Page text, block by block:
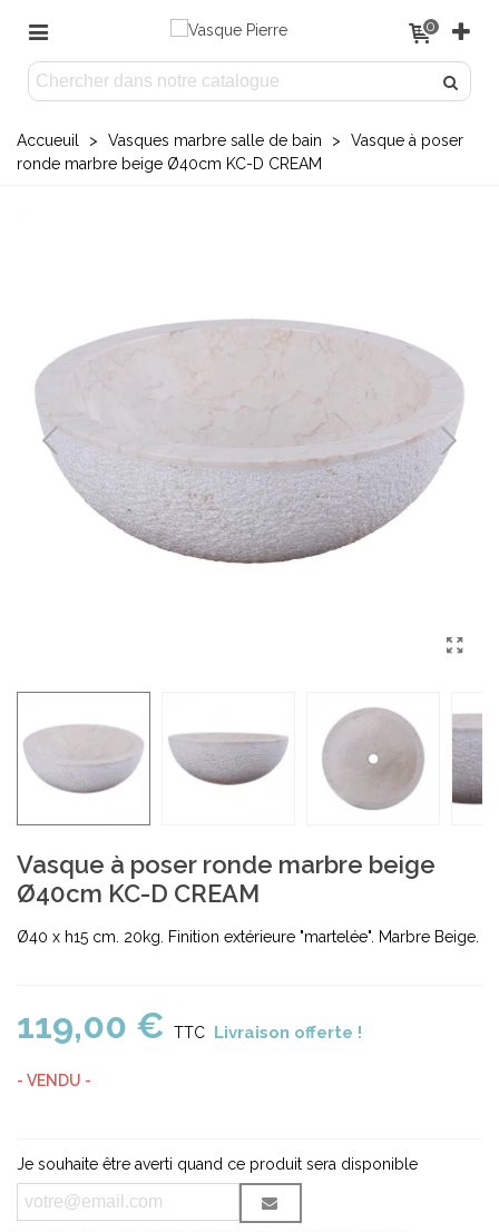
0
Accueuil > Vasques marbre salle de bain >
Vasque à poser
ronde marbre beige Ø40cm KC-D CREAM
Vasque à poser ronde marbre beige
Ø40cm KC-D CREAM
Ø40 x h15 cm. 20kg. Finition extérieure "martelée". Marbre Beige.
119,00 € TTC Livraison offerte !
- VENDU -
Je souhaite être averti quand ce produit sera disponible